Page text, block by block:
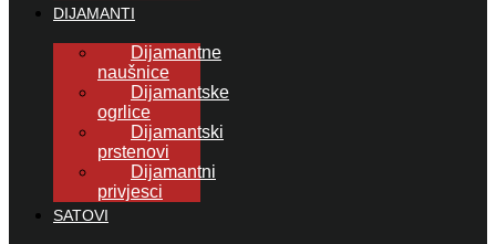
DIJAMANTI
Dijamantne
naušnice
Dijamantske
ogrlice
Dijamantski
prstenovi
Dijamantni
privjesci
SATOVI